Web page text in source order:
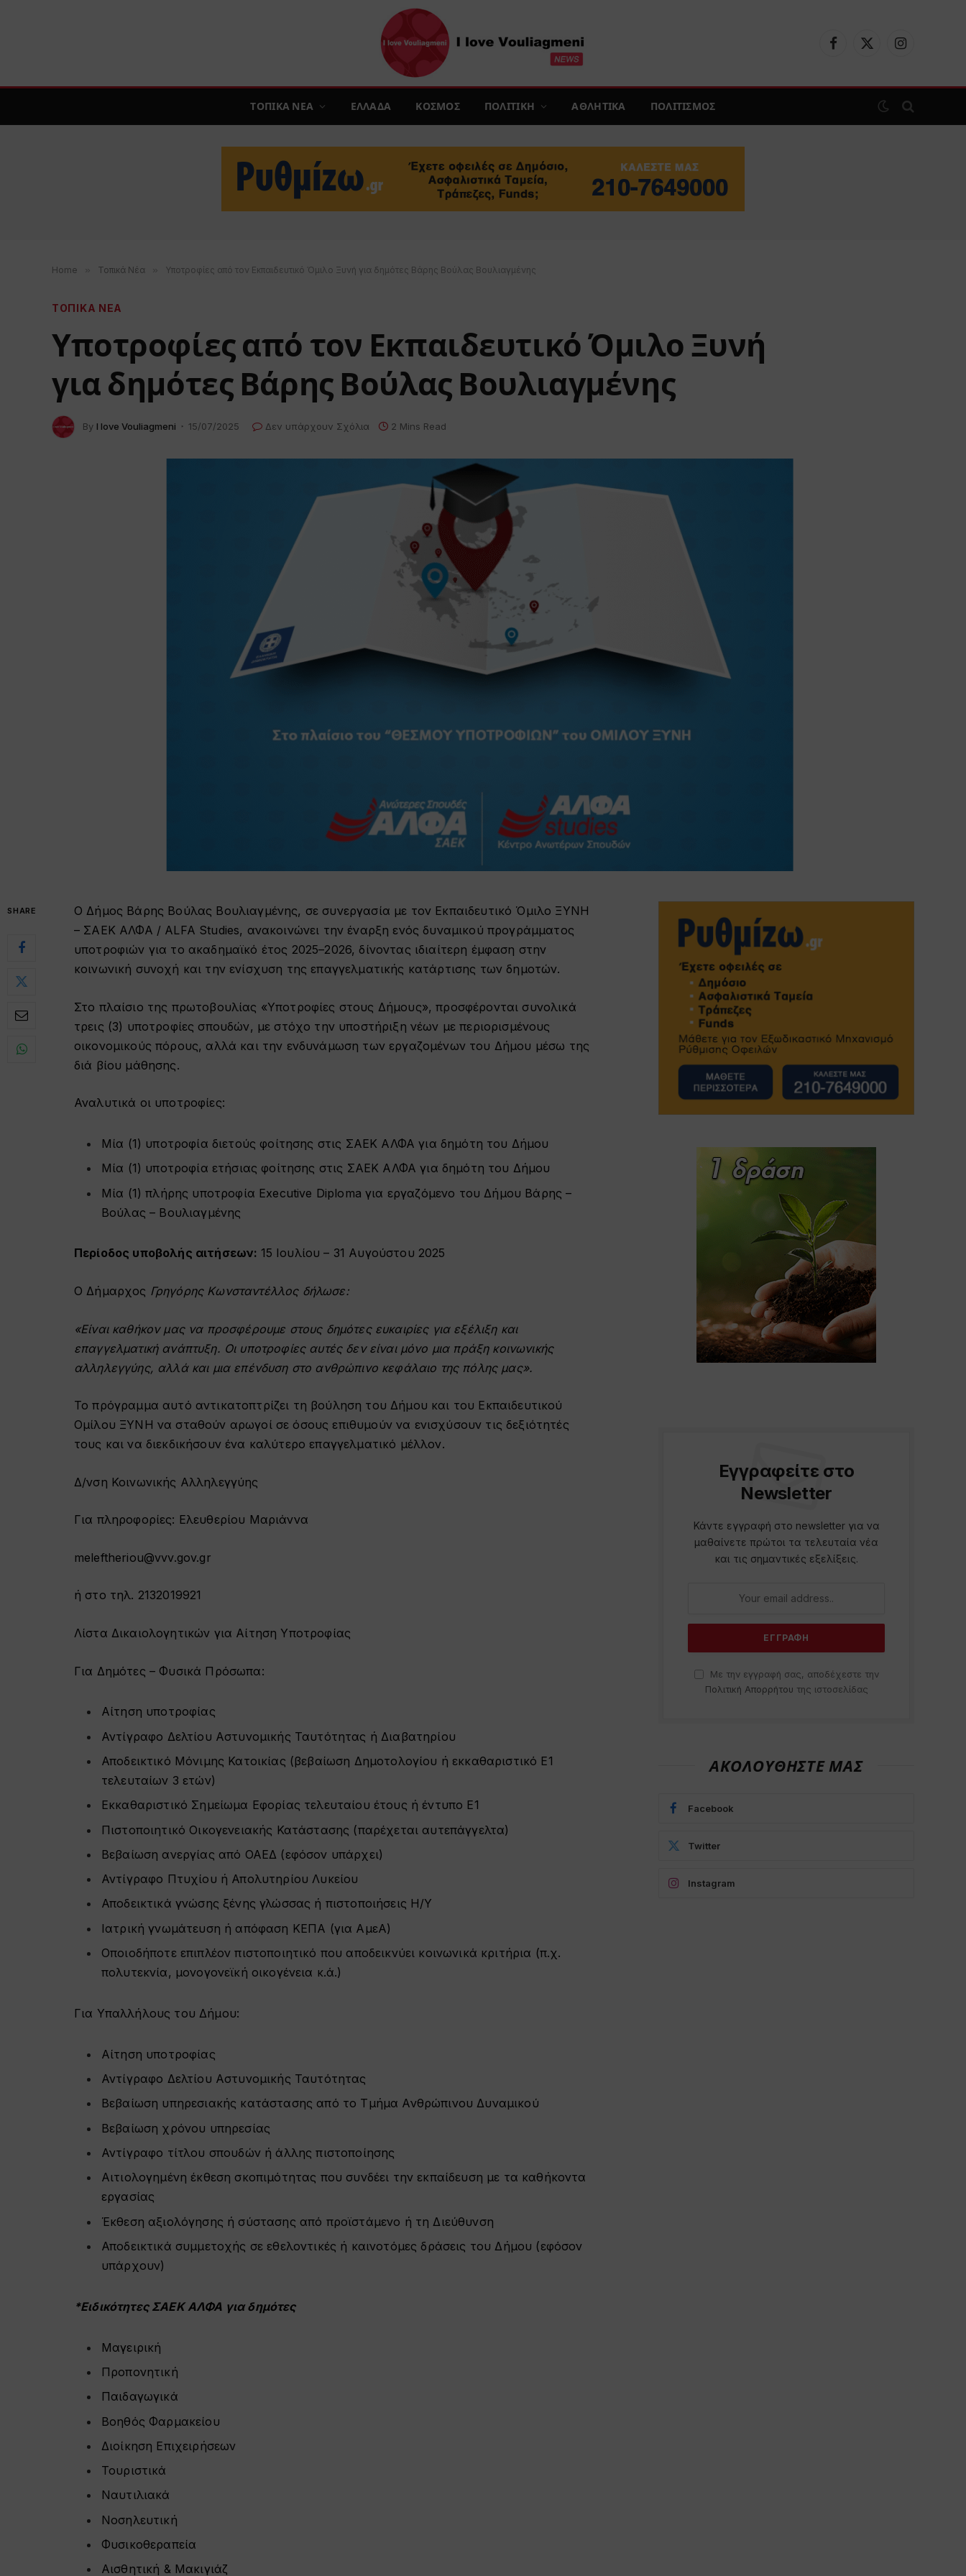
Facebook
X
Instagram
ΤΟΠΙΚΑ ΝΕΑ ΕΛΛΑΔΑ ΚΟΣΜΟΣ ΠΟΛΙΤΙΚΗ ΑΘΛΗΤΙΚΑ ΠΟΛΙΤΙΣΜΟΣ
Home » Τοπικά Νέα » Υποτροφίες από τον Εκπαιδευτικό Όμιλο Ξυνή για δημότες Βάρης Βούλας Βουλιαγμένης
ΤΟΠΙΚΑ ΝΕΑ
Υποτροφίες από τον Εκπαιδευτικό Όμιλο Ξυνή
για δημότες Βάρης Βούλας Βουλιαγμένης
By I love Vouliagmeni 15/07/2025 Δεν υπάρχουν Σχόλια 2 Mins Read
SHARE
Ο Δήμος Βάρης Βούλας Βουλιαγμένης, σε συνεργασία με τον Εκπαιδευτικό Όμιλο ΞΥΝΗ
– ΣΑΕΚ ΑΛΦΑ / ALFA Studies, ανακοινώνει την έναρξη ενός δυναμικού προγράμματος
υποτροφιών για το ακαδημαϊκό έτος 2025–2026, δίνοντας ιδιαίτερη έμφαση στην
κοινωνική συνοχή και την ενίσχυση της επαγγελματικής κατάρτισης των δημοτών.
Στο πλαίσιο της πρωτοβουλίας «Υποτροφίες στους Δήμους», προσφέρονται συνολικά
τρεις (3) υποτροφίες σπουδών, με στόχο την υποστήριξη νέων με περιορισμένους
οικονομικούς πόρους, αλλά και την ενδυνάμωση των εργαζομένων του Δήμου μέσω της
διά βίου μάθησης.
Αναλυτικά οι υποτροφίες:
Μία (1) υποτροφία διετούς φοίτησης στις ΣΑΕΚ ΑΛΦΑ για δημότη του Δήμου
Μία (1) υποτροφία ετήσιας φοίτησης στις ΣΑΕΚ ΑΛΦΑ για δημότη του Δήμου
Μία (1) πλήρης υποτροφία Executive Diploma για εργαζόμενο του Δήμου Βάρης –
Βούλας – Βουλιαγμένης
Περίοδος υποβολής αιτήσεων: 15 Ιουλίου – 31 Αυγούστου 2025
Ο Δήμαρχος Γρηγόρης Κωνσταντέλλος δήλωσε:
«Είναι καθήκον μας να προσφέρουμε στους δημότες ευκαιρίες για εξέλιξη και
επαγγελματική ανάπτυξη. Οι υποτροφίες αυτές δεν είναι μόνο μια πράξη κοινωνικής
αλληλεγγύης, αλλά και μια επένδυση στο ανθρώπινο κεφάλαιο της πόλης μας».
Το πρόγραμμα αυτό αντικατοπτρίζει τη βούληση του Δήμου και του Εκπαιδευτικού
Ομίλου ΞΥΝΗ να σταθούν αρωγοί σε όσους επιθυμούν να ενισχύσουν τις δεξιότητές
τους και να διεκδικήσουν ένα καλύτερο επαγγελματικό μέλλον.
Δ/νση Κοινωνικής Αλληλεγγύης
Για πληροφορίες: Ελευθερίου Μαριάννα
meleftheriou@vvv.gov.gr
ή στο τηλ. 2132019921
Λίστα Δικαιολογητικών για Αίτηση Υποτροφίας
Για Δημότες – Φυσικά Πρόσωπα:
Αίτηση υποτροφίας
Αντίγραφο Δελτίου Αστυνομικής Ταυτότητας ή Διαβατηρίου
Αποδεικτικό Μόνιμης Κατοικίας (βεβαίωση Δημοτολογίου ή εκκαθαριστικό Ε1
τελευταίων 3 ετών)
Εκκαθαριστικό Σημείωμα Εφορίας τελευταίου έτους ή έντυπο Ε1
Πιστοποιητικό Οικογενειακής Κατάστασης (παρέχεται αυτεπάγγελτα)
Βεβαίωση ανεργίας από ΟΑΕΔ (εφόσον υπάρχει)
Αντίγραφο Πτυχίου ή Απολυτηρίου Λυκείου
Αποδεικτικά γνώσης ξένης γλώσσας ή πιστοποιήσεις Η/Υ
Ιατρική γνωμάτευση ή απόφαση ΚΕΠΑ (για ΑμεΑ)
Οποιοδήποτε επιπλέον πιστοποιητικό που αποδεικνύει κοινωνικά κριτήρια (π.χ.
πολυτεκνία, μονογονεϊκή οικογένεια κ.ά.)
Για Υπαλλήλους του Δήμου:
Αίτηση υποτροφίας
Αντίγραφο Δελτίου Αστυνομικής Ταυτότητας
Βεβαίωση υπηρεσιακής κατάστασης από το Τμήμα Ανθρώπινου Δυναμικού
Βεβαίωση χρόνου υπηρεσίας
Αντίγραφο τίτλου σπουδών ή άλλης πιστοποίησης
Αιτιολογημένη έκθεση σκοπιμότητας που συνδέει την εκπαίδευση με τα καθήκοντα
εργασίας
Έκθεση αξιολόγησης ή σύστασης από προϊστάμενο ή τη Διεύθυνση
Αποδεικτικά συμμετοχής σε εθελοντικές ή καινοτόμες δράσεις του Δήμου (εφόσον
υπάρχουν)
*Ειδικότητες ΣΑΕΚ ΑΛΦΑ για δημότες
Μαγειρική
Προπονητική
Παιδαγωγικά
Βοηθός Φαρμακείου
Διοίκηση Επιχειρήσεων
Τουριστικά
Ναυτιλιακά
Νοσηλευτική
Φυσικοθεραπεία
Αισθητική & Μακιγιάζ
Εγγραφείτε στο
Newsletter
Κάντε εγγραφή στο newsletter για να
μαθαίνετε πρώτοι τα τελευταία νέα
και τις σημαντικές εξελίξεις.
Με την εγγραφή σας, αποδέχεστε την
Πολιτική Απορρήτου της ιστοσελίδας
ΑΚΟΛΟΥΘΗΣΤΕ ΜΑΣ
Facebook
Twitter
Instagram